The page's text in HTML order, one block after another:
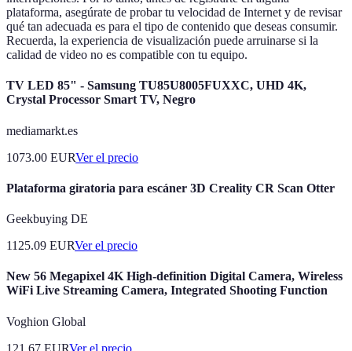
plataforma, asegúrate de probar tu velocidad de Internet y de revisar
qué tan adecuada es para el tipo de contenido que deseas consumir.
Recuerda, la experiencia de visualización puede arruinarse si la
calidad de video no es compatible con tu equipo.
TV LED 85" - Samsung TU85U8005FUXXC, UHD 4K,
Crystal Processor Smart TV, Negro
mediamarkt.es
1073.00 EURVer el precio
Plataforma giratoria para escáner 3D Creality CR Scan Otter
Geekbuying DE
1125.09 EURVer el precio
New 56 Megapixel 4K High-definition Digital Camera, Wireless
WiFi Live Streaming Camera, Integrated Shooting Function
Voghion Global
121.67 EURVer el precio